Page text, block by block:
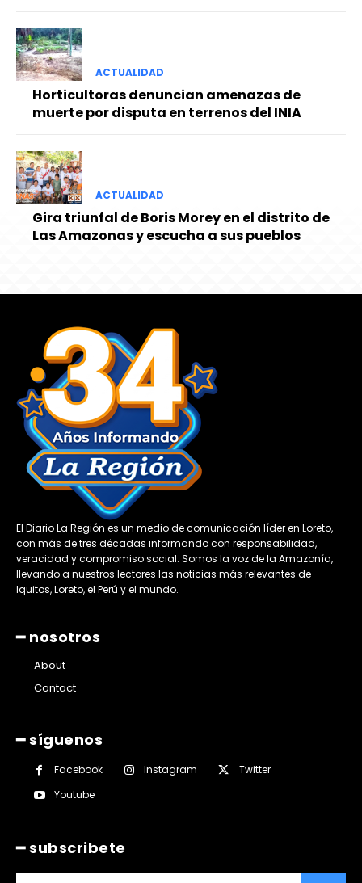
ACTUALIDAD
Horticultoras denuncian amenazas de
muerte por disputa en terrenos del INIA
ACTUALIDAD
Gira triunfal de Boris Morey en el distrito de
Las Amazonas y escucha a sus pueblos
El Diario La Región es un medio de comunicación líder en Loreto,
con más de tres décadas informando con responsabilidad,
veracidad y compromiso social. Somos la voz de la Amazonía,
llevando a nuestros lectores las noticias más relevantes de
Iquitos, Loreto, el Perú y el mundo.
━ nosotros
About
Contact
━ síguenos
Facebook Instagram
Twitter
Youtube
━ subscribete